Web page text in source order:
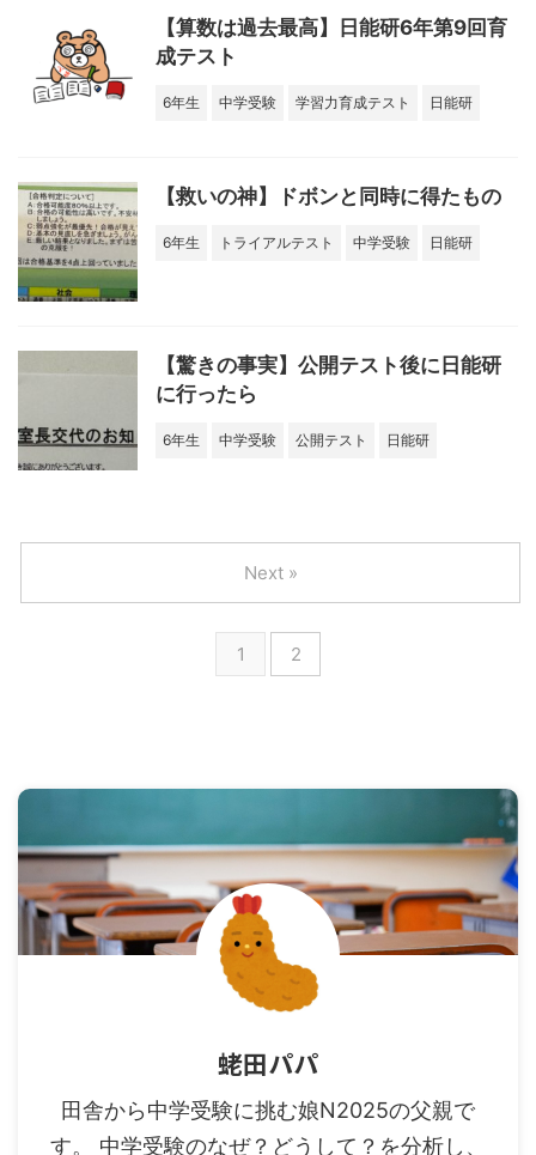
【算数は過去最高】日能研6年第9回育
成テスト
6年生 中学受験 学習力育成テスト 日能研
【救いの神】ドボンと同時に得たもの
6年生 トライアルテスト 中学受験 日能研
【驚きの事実】公開テスト後に日能研
に行ったら
6年生 中学受験 公開テスト 日能研
1 2
Next »
蛯田パパ
田舎から中学受験に挑む娘N2025の父親で
す。 中学受験のなぜ？どうして？を分析し、